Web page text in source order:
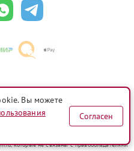
характер.
описания устройств, в отношении которых
по ремонту. Услуги оказываются в
которые не связаны с правообладателями
Вы можете
Согласен